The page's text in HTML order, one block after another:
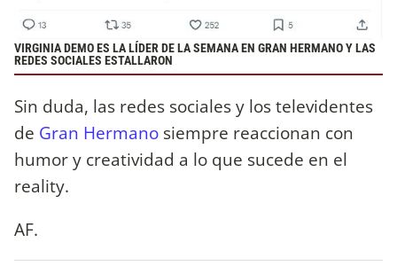
VIRGINIA DEMO ES LA LÍDER DE LA SEMANA EN GRAN HERMANO Y LAS
REDES SOCIALES ESTALLARON
Sin duda, las redes sociales y los televidentes
de Gran Hermano siempre reaccionan con
humor y creatividad a lo que sucede en el
reality.
AF.